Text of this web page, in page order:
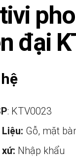
đại
: KTV0023
Gỗ, mặt
Nhập khẩu